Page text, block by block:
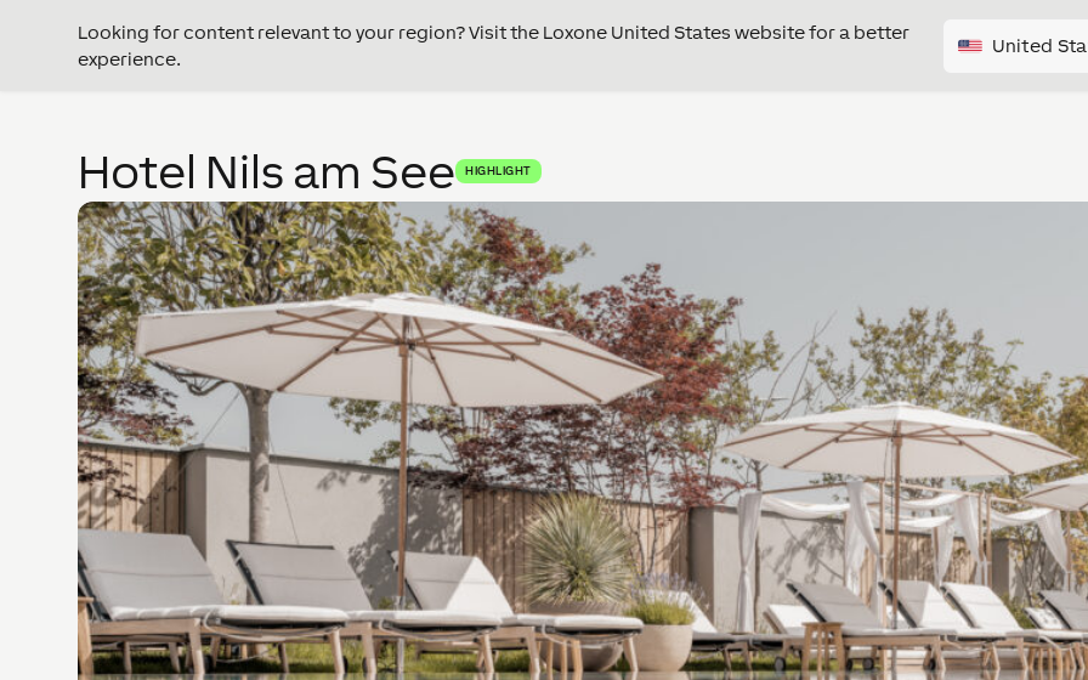
Looking for content relevant to your region? Visit the Loxone United States website for a better
experience.
United
Hotel Nils am See HIGHLIGHT